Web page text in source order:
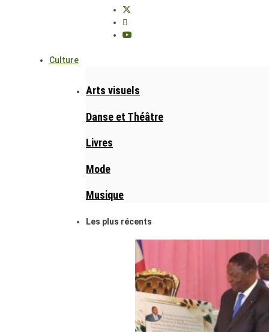
Culture
Arts visuels
Danse et Théâtre
Livres
Mode
Musique
Les plus récents